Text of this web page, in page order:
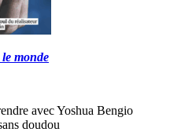
monde
avec Yoshua Bengio
doudou